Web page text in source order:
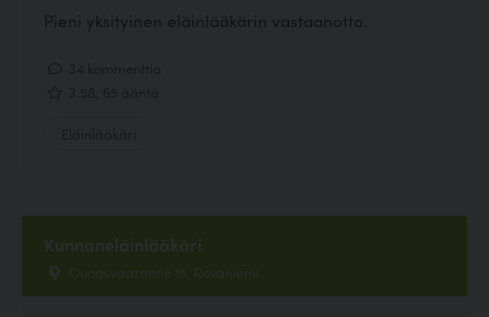
Pieni yksityinen eläinlääkärin vastaanotto.
Kunnaneläinlääkäri
Ounasvaarantie 15, Rovaniemi